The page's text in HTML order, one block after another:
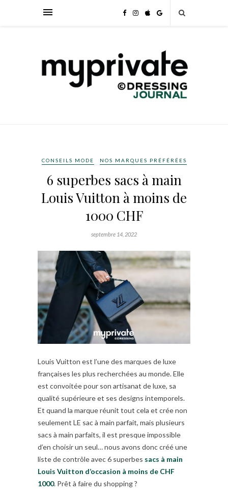
CONSEILS MODE NOS MARQUES PRÉFÉRÉES
6 superbes sacs à main
Louis Vuitton à moins de
1000 CHF
septembre 14, 2022
Louis Vuitton est l’une des marques de luxe
françaises les plus recherchées au monde. Elle
est convoitée pour son artisanat de luxe, sa
qualité supérieure et ses designs intemporels.
Et quand la marque réunit tout cela et crée non
seulement LE sac à main parfait, mais plusieurs
sacs à main parfaits, il est presque impossible
d’en choisir un seul… nous avons donc créé une
liste de contrôle avec 6 superbes sacs à main
Louis Vuitton d’occasion à moins de CHF
1000. Prêt à faire du shopping ?